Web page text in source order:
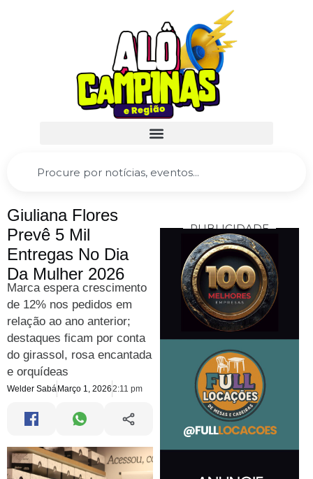
Giuliana Flores
Prevê 5 Mil
Entregas No Dia
Da Mulher 2026
Marca espera crescimento
de 12% nos pedidos em
relação ao ano anterior;
destaques ficam por conta
do girassol, rosa encantada
e orquídeas
Welder Sabá Março 1, 20262:11 pm
PUBLICIDADE